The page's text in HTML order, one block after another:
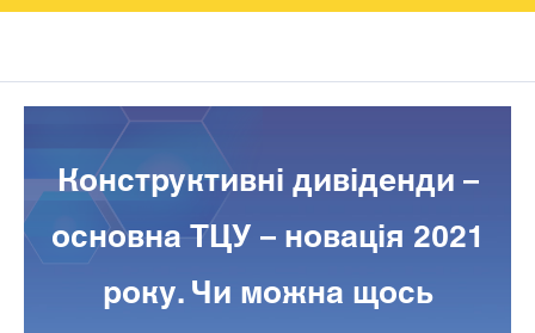
Конструктивні дивіденди –
основна ТЦУ – новація 2021
року. Чи можна щось